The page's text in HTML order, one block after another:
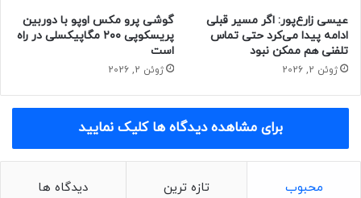
بهترین برنامه آموزش مکالمه زبان انگلیسی
بهترین اپ یادگیری لغات انگلیسی
بهترین برنامه آموزش گرامر زبان انگلیسی
بهترین اپلیکیشن‌های آموزش زبان
انگلیسی برای اندروید و آیفون
۱- اپلیکیشن آموزش زبان انگلیسی
عیسی زارع‌پور: اگر مسیر قبلی
ادامه پیدا می‌کرد حتی تماس
تلفنی هم ممکن نبود
ژوئن 2, 2026
گوشی پرو مکس اوپو با دوربین
پریسکوپی ۲۰۰ مگاپیکسلی در راه
است
ژوئن 2, 2026
برای مشاهده دیدگاه ها کلیک نمایید
محبوب تازه ترین دیدگاه ها